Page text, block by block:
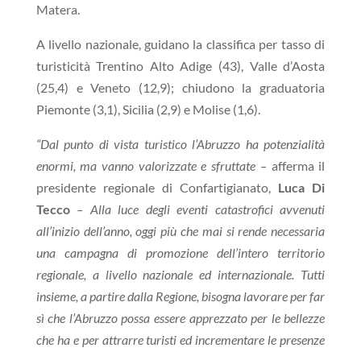
Matera.
A livello nazionale, guidano la classifica per tasso di
turisticità Trentino Alto Adige (43), Valle d’Aosta
(25,4) e Veneto (12,9); chiudono la graduatoria
Piemonte (3,1), Sicilia (2,9) e Molise (1,6).
“Dal punto di vista turistico l’Abruzzo ha potenzialità
enormi, ma vanno valorizzate e sfruttate – afferma il
presidente regionale di Confartigianato, Luca Di
Tecco– Alla luce degli eventi catastrofici avvenuti
all’inizio dell’anno, oggi più che mai si rende necessaria
una campagna di promozione dell’intero territorio
regionale, a livello nazionale ed internazionale. Tutti
insieme, a partire dalla Regione, bisogna lavorare per far
sì che l’Abruzzo possa essere apprezzato per le bellezze
che ha e per attrarre turisti ed incrementare le presenze